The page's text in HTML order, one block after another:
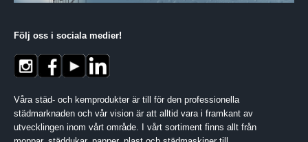
Följ oss i sociala medier!
Våra städ- och kemprodukter är till för den professionella
städmarknaden och vår vision är att alltid vara i framkant av
utvecklingen inom vårt område. I vårt sortiment finns allt från